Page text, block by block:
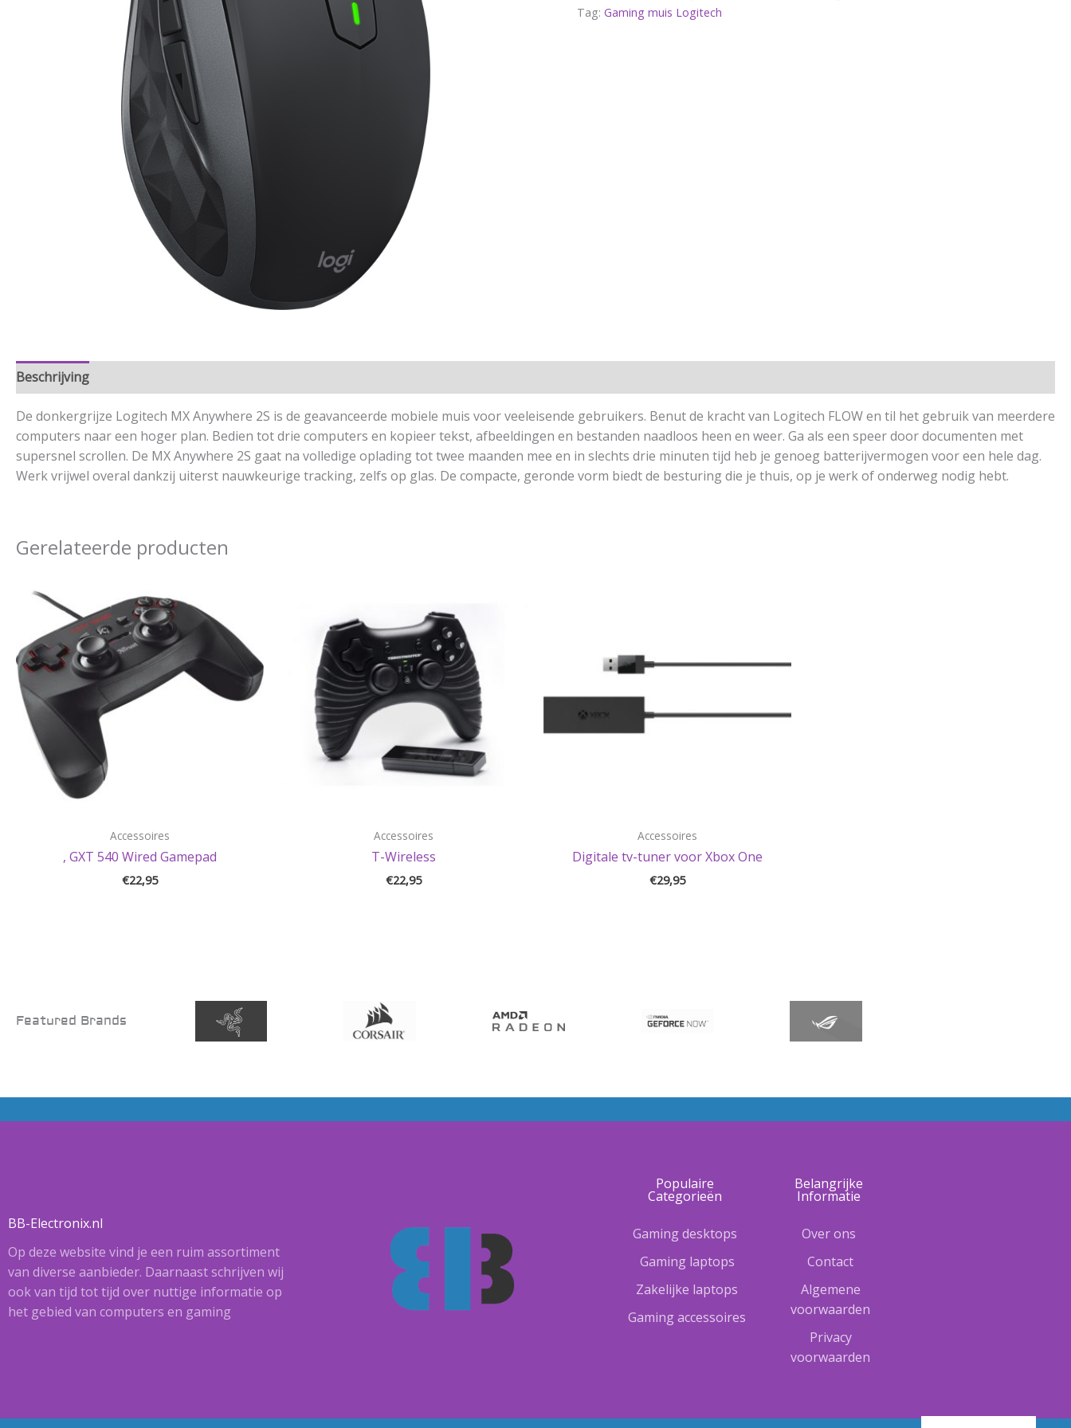
Tag:Gaming muis Logitech
Beschrijving
De donkergrijze Logitech MX Anywhere 2S is de geavanceerde mobiele muis voor veeleisende gebruikers. Benut de kracht van Logitech FLOW en til het gebruik van meerdere
computers naar een hoger plan. Bedien tot drie computers en kopieer tekst, afbeeldingen en bestanden naadloos heen en weer. Ga als een speer door documenten met
supersnel scrollen. De MX Anywhere 2S gaat na volledige oplading tot twee maanden mee en in slechts drie minuten tijd heb je genoeg batterijvermogen voor een hele dag.
Werk vrijwel overal dankzij uiterst nauwkeurige tracking, zelfs op glas. De compacte, geronde vorm biedt de besturing die je thuis, op je werk of onderweg nodig hebt.
Gerelateerde producten
Accessoires
, GXT 540 Wired Gamepad
€22,95
Accessoires
T-Wireless
€22,95
Accessoires
Digitale tv-tuner voor Xbox One
€29,95
Featured Brands
BB-Electronix.nl
Op deze website vind je een ruim assortiment
van diverse aanbieder. Daarnaast schrijven wij
ook van tijd tot tijd over nuttige informatie op
het gebied van computers en gaming
Populaire
Categorieën
Gaming desktops
Gaming laptops
Zakelijke laptops
Gaming accessoires
Belangrijke
Informatie
Over ons
Contact
Algemene
voorwaarden
Privacy
voorwaarden